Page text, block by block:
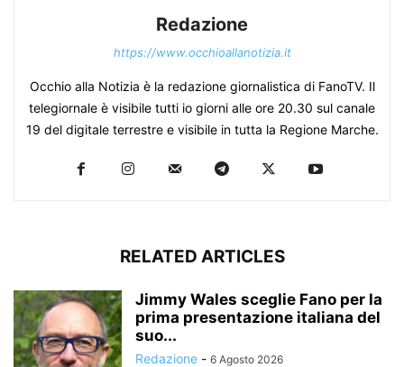
Redazione
https://www.occhioallanotizia.it
Occhio alla Notizia è la redazione giornalistica di FanoTV. Il
telegiornale è visibile tutti io giorni alle ore 20.30 sul canale
19 del digitale terrestre e visibile in tutta la Regione Marche.
RELATED ARTICLES
Jimmy Wales sceglie Fano per la
prima presentazione italiana del
suo...
Redazione - 6 Agosto 2026